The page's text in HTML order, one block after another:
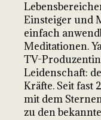
Einsteiger und
einfach
Meditationen.
TV-
Leidenschaft:
Kräfte. Seit fast
mit dem
zu den